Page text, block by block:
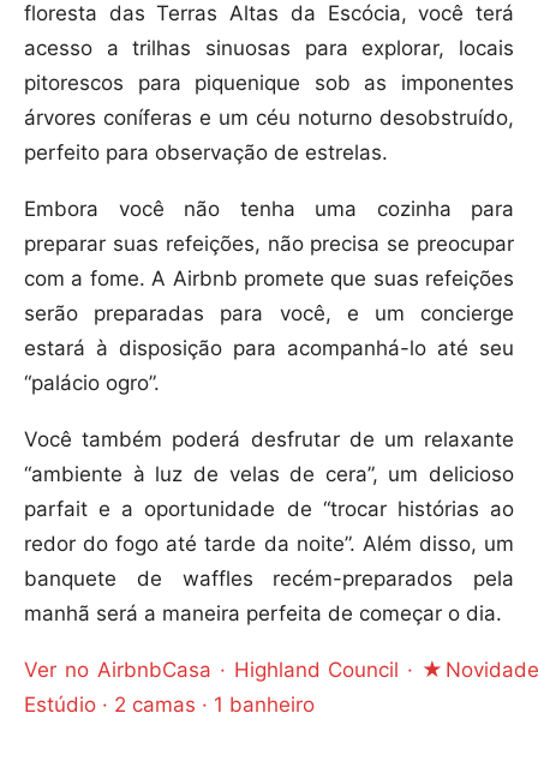
floresta das Terras Altas da Escócia, você terá
acesso a trilhas sinuosas para explorar, locais
pitorescos para piquenique sob as imponentes
árvores coníferas e um céu noturno desobstruído,
perfeito para observação de estrelas.
Embora você não tenha uma cozinha para
preparar suas refeições, não precisa se preocupar
com a fome. A Airbnb promete que suas refeições
serão preparadas para você, e um concierge
estará à disposição para acompanhá-lo até seu
“palácio ogro”.
Você também poderá desfrutar de um relaxante
“ambiente à luz de velas de cera”, um delicioso
parfait e a oportunidade de “trocar histórias ao
redor do fogo até tarde da noite”. Além disso, um
banquete de waffles recém-preparados pela
manhã será a maneira perfeita de começar o dia.
Ver no AirbnbCasa · Highland Council ·
Estúdio · 2 camas · 1 banheiro